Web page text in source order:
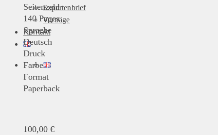
Expertenbrief
Vorträge
Kontakt
Seitenzahl
140 Pages
Sprache
Deutsch
Druck
Farbe
Format
Paperback
100,00 €